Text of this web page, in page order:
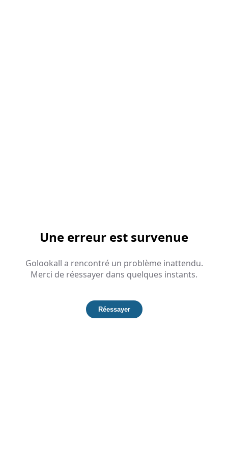
Une erreur est survenue
Golookall a rencontré un problème inattendu.
Merci de réessayer dans quelques instants.
Réessayer